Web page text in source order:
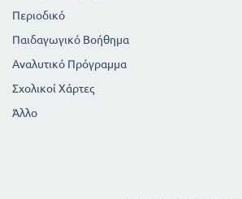
Περιοδικό
Παιδαγωγικό Βοήθημα
Αναλυτικό Πρόγραμμα
Σχολικοί Χάρτες
Άλλο